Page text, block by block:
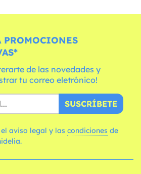
PROMOCIONES
de las novedades y
tu correo eletrónico!
SUSCRÍBETE
aviso legal y las condiciones